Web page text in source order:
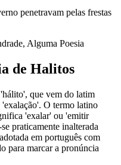
penetravam pelas frestas
Alguma Poesia
de Halitos
que vem do latim
O termo latino
'exalar' ou 'emitir
praticamente inalterada
em português com
para marcar a pronúncia